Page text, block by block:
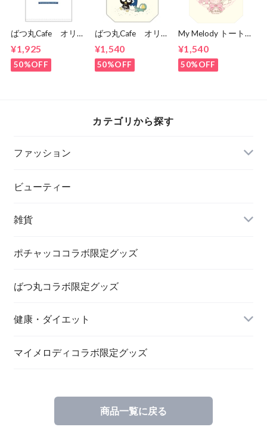
ばつ丸Cafe オリジ
ツ
¥1,925
50%OFF
ばつ丸Cafe オリジ
トバッグ
¥1,540
50%OFF
My Melody トートバ
¥1,540
50%OFF
カテゴリから探す
ファッション
ビューティー
雑貨
文具関連
キーホルダー・バッヂ
ポチャッココラボ限定グッズ
ばつ丸コラボ限定グッズ
健康・ダイエット
チャコールウォーター
マイメロディコラボ限定グッズ
商品一覧に戻る